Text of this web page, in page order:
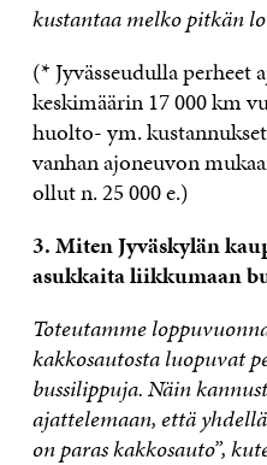
kustantaa melko pitkän
(* Jyvässeudulla perheet
keskimäärin 17 000 km
huolto- ym.
vanhan ajoneuvon
ollut n. 25 000 e.)
3. Miten Jyväskylän
asukkaita liikkumaan
Toteutamme
kakkosautosta luopuvat
bussilippuja. Näin
ajattelemaan, että
on paras kakkosauto”,